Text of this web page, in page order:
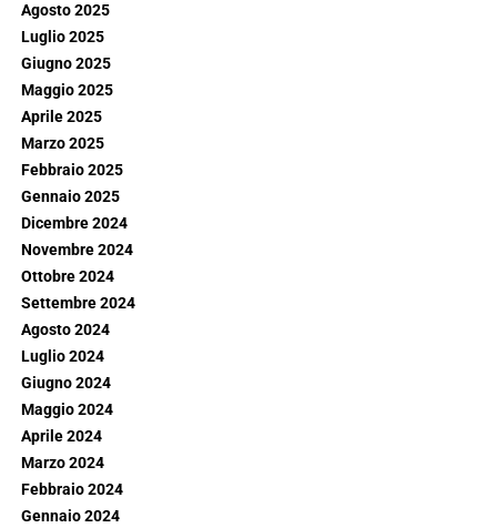
Agosto 2025
Luglio 2025
Giugno 2025
Maggio 2025
Aprile 2025
Marzo 2025
Febbraio 2025
Gennaio 2025
Dicembre 2024
Novembre 2024
Ottobre 2024
Settembre 2024
Agosto 2024
Luglio 2024
Giugno 2024
Maggio 2024
Aprile 2024
Marzo 2024
Febbraio 2024
Gennaio 2024